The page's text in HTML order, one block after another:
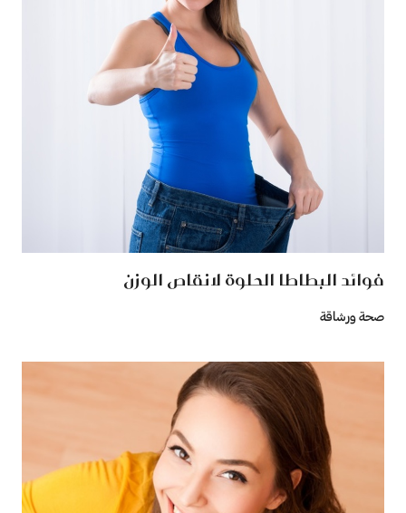
فوائد البطاطا الحلوة لانقاص الوزن
صحة ورشاقة